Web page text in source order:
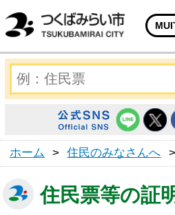
ホーム > 住民のみなさんへ >
住民票等の証